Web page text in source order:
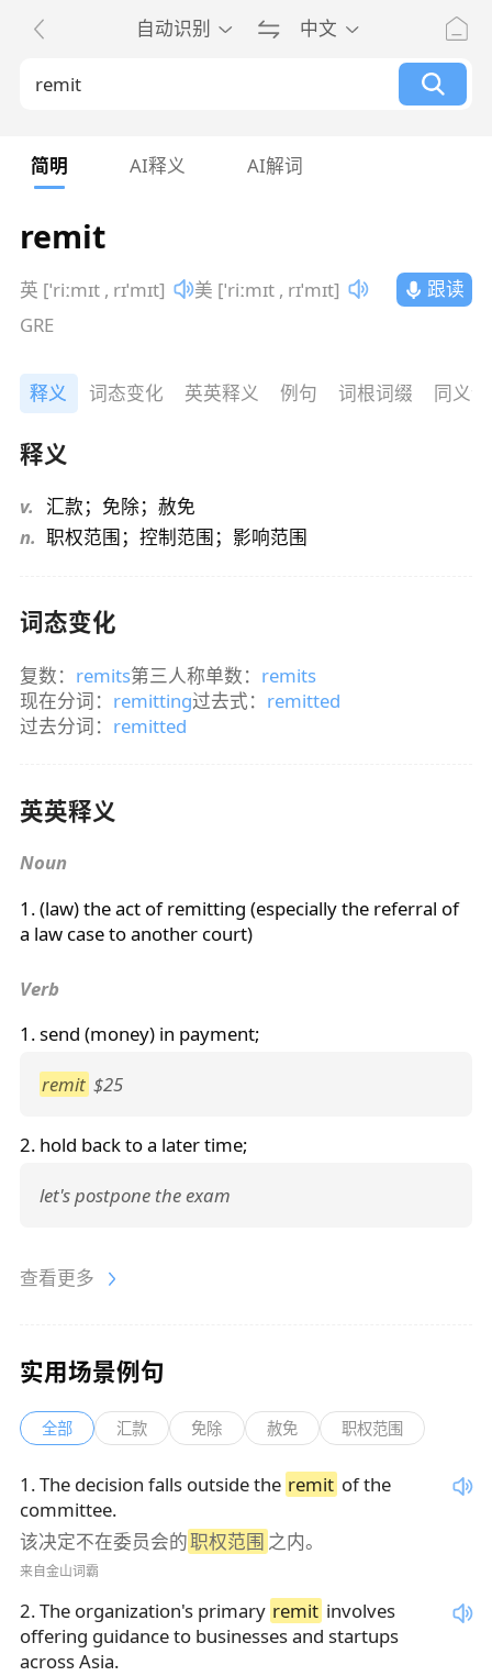
自动识别 中文
简明 AI释义 AI解词
remit
英 [ˈriːmɪt , rɪˈmɪt] 美 [ˈriːmɪt , rɪˈmɪt]
跟读
GRE
释义 词态变化 英英释义 例句 词根词缀 同义词
释义
v.
汇款；免除；赦免
n. 职权范围；控制范围；影响范围
词态变化
复数： remits第三人称单数： remits
现在分词： remitting过去式： remitted
过去分词： remitted
英英释义
Noun
1. (law) the act ofremitting (especially the referral of
a law case to another court)
Verb
1. send (money) in payment;
remit $25
2. hold back to a later time;
let's postpone the exam
查看更多
实用场景例句
全部 汇款 免除 赦免 职权范围
1 .The decision falls outside the remit of the
committee.
该决定不在委员会的职权范围 之内。
来自金山词霸
2.The organization's primary remit involves
offering guidance to businesses and startups
across Asia.